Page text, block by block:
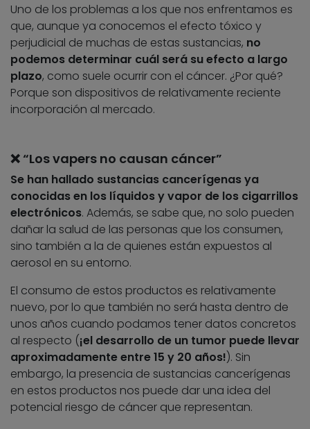
Uno de los problemas a los que nos enfrentamos es
que, aunque ya conocemos el efecto tóxico y
perjudicial de muchas de estas sustancias, no
podemos determinar cuál será su efecto a largo
plazo, como suele ocurrir con el cáncer. ¿Por qué?
Porque son dispositivos de relativamente reciente
incorporación al mercado.
❌ “Los vapers no causan cáncer”
Se han hallado sustancias cancerígenas ya
conocidas en los líquidos y vapor de los cigarrillos
electrónicos. Además, se sabe que, no solo pueden
dañar la salud de las personas que los consumen,
sino también a la de quienes están expuestos al
aerosol en su entorno.
El consumo de estos productos es relativamente
nuevo, por lo que también no será hasta dentro de
unos años cuando podamos tener datos concretos
al respecto (¡el desarrollo de un tumor puede llevar
aproximadamente entre 15 y 20 años!). Sin
embargo, la presencia de sustancias cancerígenas
en estos productos nos puede dar una idea del
potencial riesgo de cáncer que representan.